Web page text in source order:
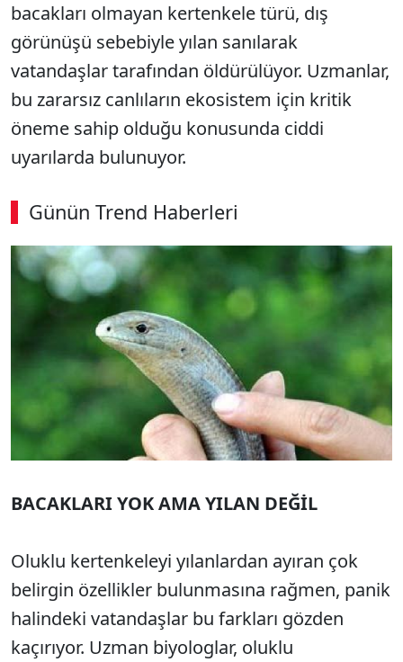
bacakları olmayan kertenkele türü, dış
görünüşü sebebiyle yılan sanılarak
vatandaşlar tarafından öldürülüyor. Uzmanlar,
bu zararsız canlıların ekosistem için kritik
öneme sahip olduğu konusunda ciddi
uyarılarda bulunuyor.
Günün Trend Haberleri
00:02 / 09:15
BACAKLARI YOK AMA YILAN DEĞİL
Oluklu kertenkeleyi yılanlardan ayıran çok
belirgin özellikler bulunmasına rağmen, panik
halindeki vatandaşlar bu farkları gözden
kaçırıyor. Uzman biyologlar, oluklu